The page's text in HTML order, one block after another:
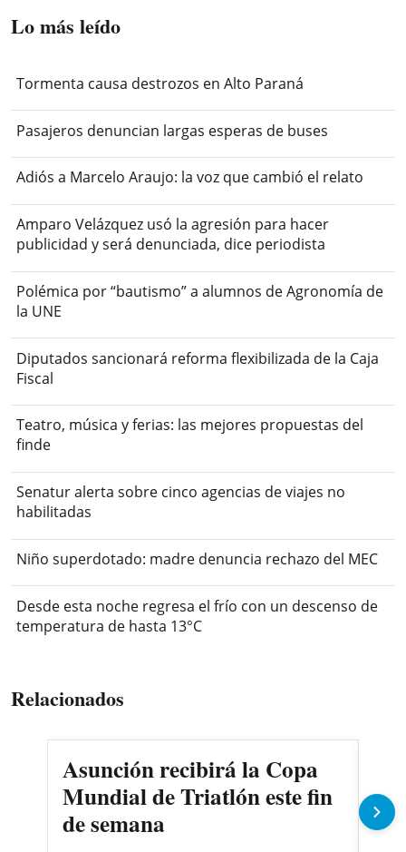
Lo más leído
Tormenta causa destrozos en Alto Paraná
Pasajeros denuncian largas esperas de buses
Adiós a Marcelo Araujo: la voz que cambió el relato
Amparo Velázquez usó la agresión para hacer
publicidad y será denunciada, dice periodista
Polémica por “bautismo” a alumnos de Agronomía de
la UNE
Diputados sancionará reforma flexibilizada de la Caja
Fiscal
Teatro, música y ferias: las mejores propuestas del
finde
Senatur alerta sobre cinco agencias de viajes no
habilitadas
Niño superdotado: madre denuncia rechazo del MEC
Desde esta noche regresa el frío con un descenso de
temperatura de hasta 13°C
Relacionados
Asunción recibirá la Copa
Mundial de Triatlón este fin
de semana
la